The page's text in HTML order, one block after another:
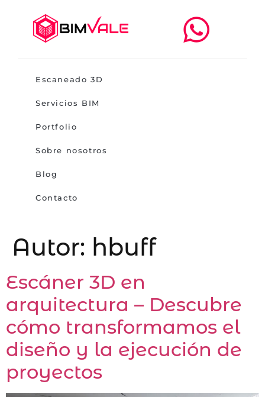
Escaneado 3D
Servicios BIM
Portfolio
Sobre nosotros
Blog
Contacto
Autor: hbuff
Escáner 3D en
arquitectura – Descubre
cómo transformamos el
diseño y la ejecución de
proyectos